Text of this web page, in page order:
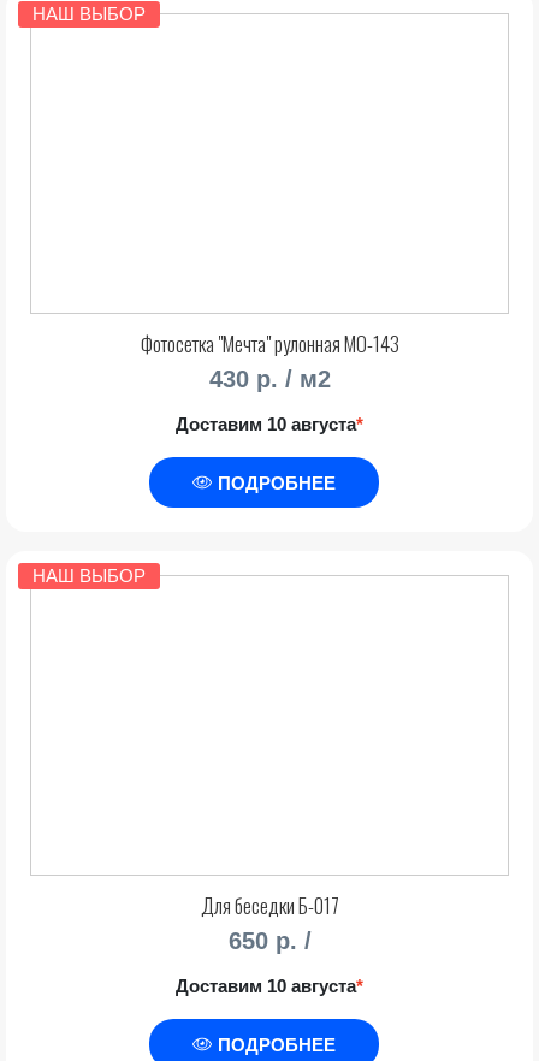
НАШ ВЫБОР
Фотосетка "Мечта" рулонная МО-143
430 р. / м2
Доставим 10 августа*
ПОДРОБНЕЕ
НАШ ВЫБОР
Для беседки Б-017
650 р. /
Доставим 10 августа*
ПОДРОБНЕЕ